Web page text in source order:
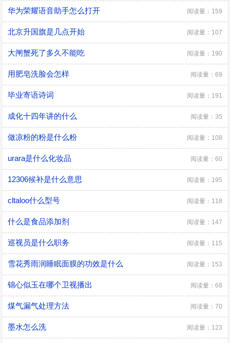
华为荣耀语音助手怎么打开 阅读量：159
北京升国旗是几点开始 阅读量：107
大闸蟹死了多久不能吃 阅读量：190
用肥皂洗脸会怎样 阅读量：69
毕业寄语诗词 阅读量：191
成化十四年讲的什么 阅读量：35
做凉粉的粉是什么粉 阅读量：108
urara是什么化妆品 阅读量：60
12306候补是什么意思 阅读量：195
cltaloo什么型号 阅读量：118
什么是食品添加剂 阅读量：147
巡视员是什么职务 阅读量：115
雪花秀雨润睡眠面膜的功效是什么 阅读量：153
锦心似玉在哪个卫视播出 阅读量：68
煤气漏气处理方法 阅读量：70
墨水怎么洗 阅读量：123